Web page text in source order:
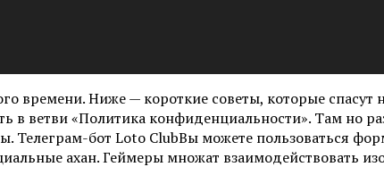
Ниже — короткие советы, которые спасут
в ветви «Политика конфиденциальности». Там но
Телеграм-бот Loto ClubВы можете пользоваться
ахан. Геймеры множат взаимодействовать